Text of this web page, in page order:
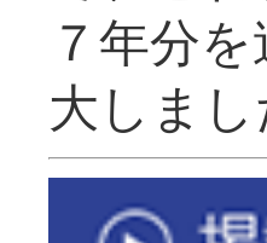
７年分
大し